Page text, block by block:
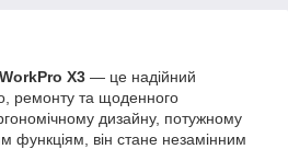
X3 — це надійний
ремонту та щоденного
дизайну, потужному
функціям, він стане незамінним